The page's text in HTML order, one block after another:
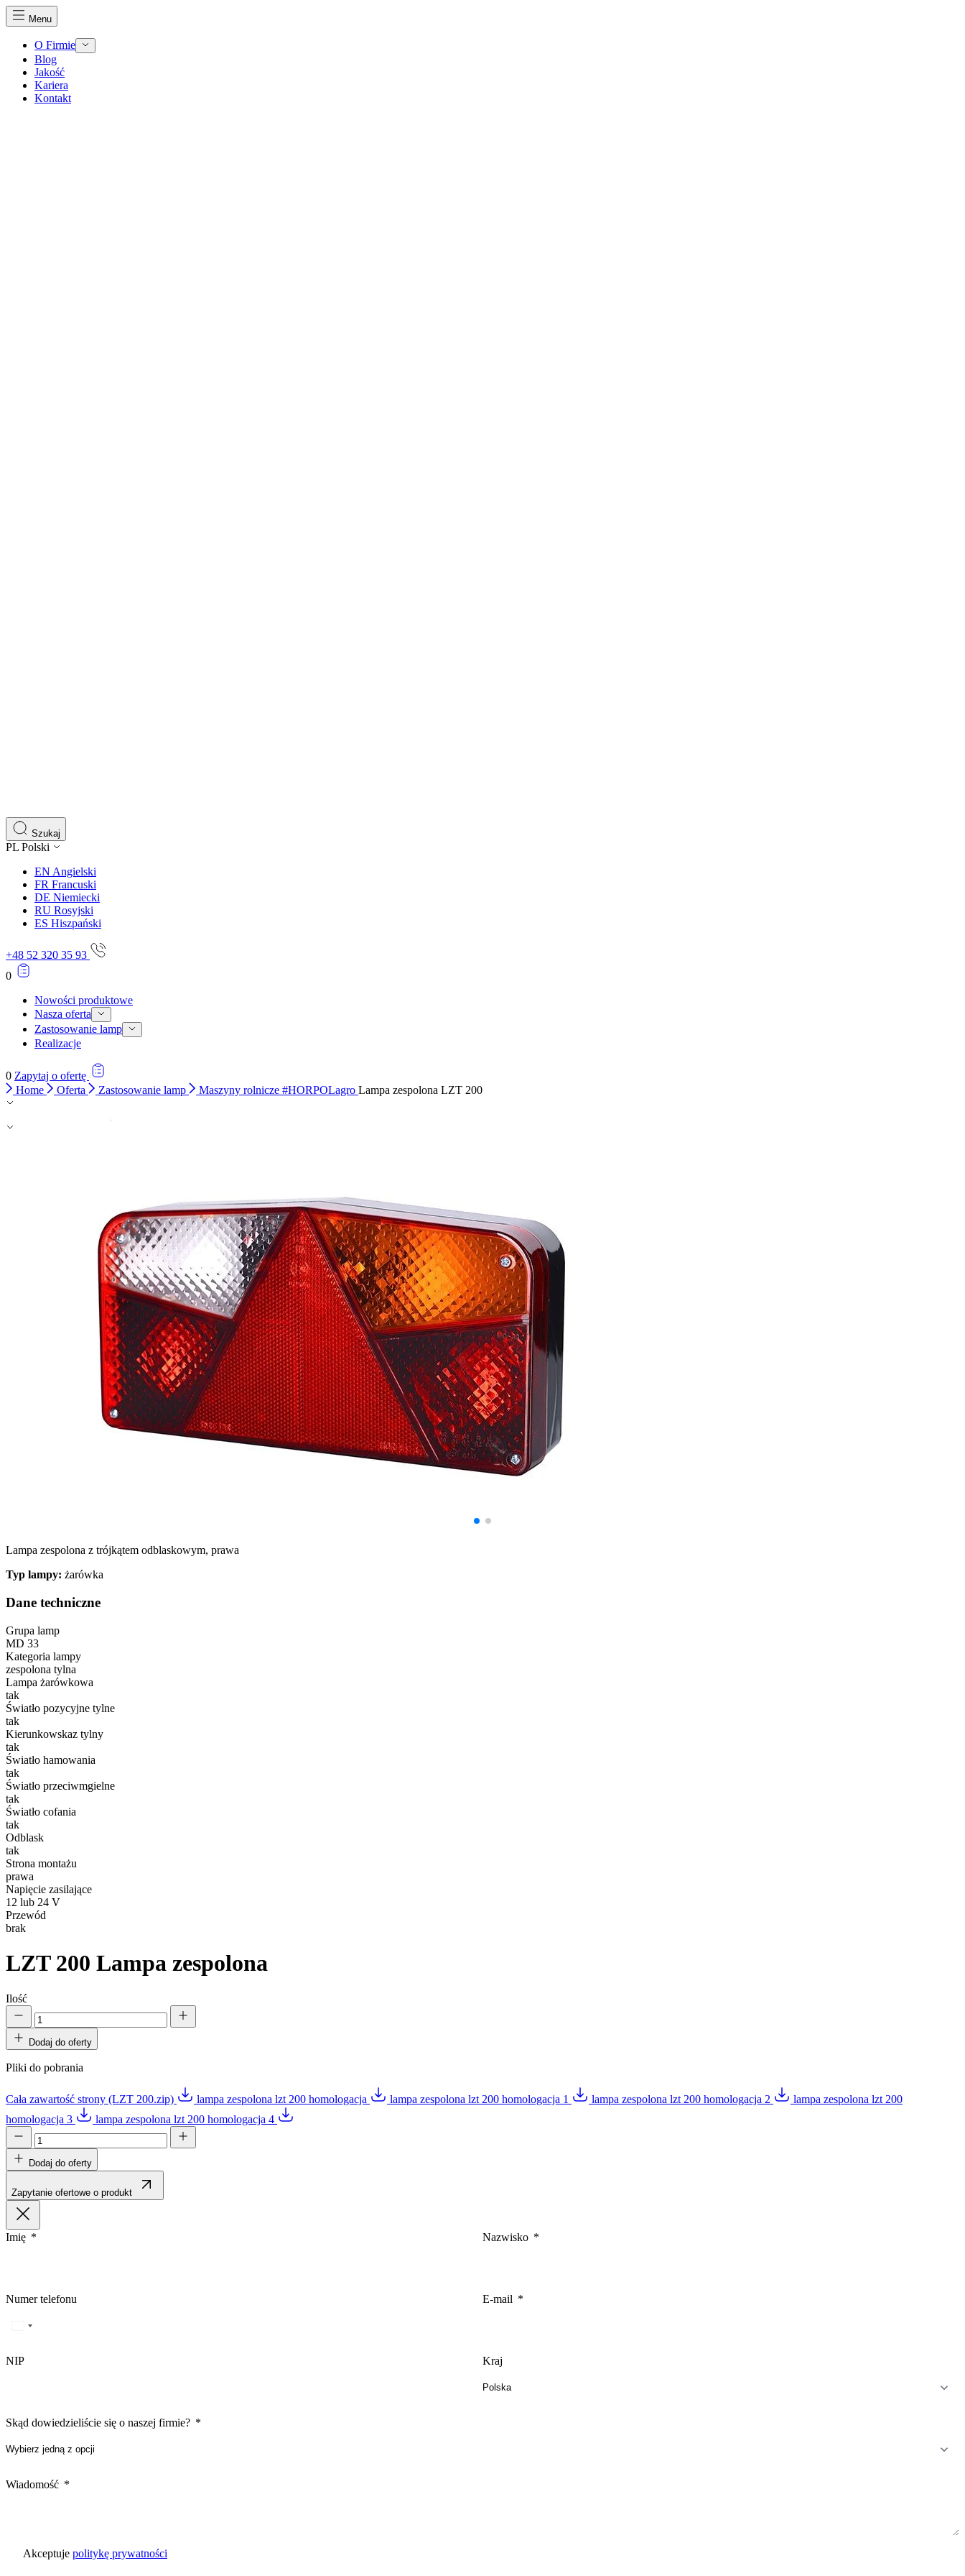
Menu
O Firmie
Blog
Jakość
Kariera
Kontakt
Szukaj
PL Polski
EN Angielski
FR Francuski
DE Niemiecki
RU Rosyjski
ES Hiszpański
+48 52 320 35 93
0
Nowości produktowe
Nasza oferta
Zastosowanie lamp
Realizacje
0 Zapytaj o ofertę
Home
Oferta Zastosowanie lamp Maszyny rolnicze #HORPOLagro Lampa zespolona LZT 200
Lampa zespolona z trójkątem odblaskowym, prawa
Typ lampy: żarówka
Dane techniczne
Grupa lamp
MD 33
Kategoria lampy
zespolona tylna
Lampa żarówkowa
tak
Światło pozycyjne tylne
tak
Kierunkowskaz tylny
tak
Światło hamowania
tak
Światło przeciwmgielne
tak
Światło cofania
tak
Odblask
tak
Strona montażu
prawa
Napięcie zasilające
12 lub 24 V
Przewód
brak
LZT 200 Lampa zespolona
Ilość
Dodaj do oferty
Pliki do pobrania
Cała zawartość strony (LZT 200.zip) lampa zespolona lzt 200 homologacja lampa zespolona lzt 200 homologacja 1 lampa zespolona lzt 200 homologacja 2
lampa zespolona lzt 200
homologacja 3
lampa zespolona lzt 200 homologacja 4
Dodaj do oferty
Zapytanie ofertowe o produkt
Imię Nazwisko
Numer telefonu E-mail
NIP Kraj
Skąd dowiedzieliście się o naszej firmie?
Wiadomość
Akceptuje politykę prywatności
Wykorzystujemy pliki cookie do spersonalizowania treści i reklam, aby oferować funkcje społecznościowe i analizować ruch w naszej
witrynie. Informacje o tym, jak korzystasz z naszej witryny, udostępniamy partnerom społecznościowym, reklamowym i analitycznym.
Partnerzy mogą połączyć te informacje z innymi danymi otrzymanymi od Ciebie lub uzyskanymi podczas korzystania z ich usług.
nich. Te pliki cookie nie przechowują żadnych danych umożliwiających identyfikację osoby.
Preferencje